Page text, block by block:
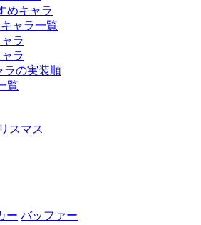
めキャラ
ャラ一覧
ラ
ラ
ラの実装順
覧
スマス
ー バッファー